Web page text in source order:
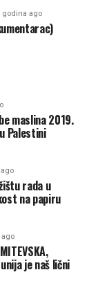
godina ago
maslina 2019.
Palestini
rada u
na papiru
je naš lični